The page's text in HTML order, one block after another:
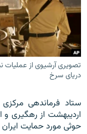
تصویری آرشیوی از عملیات
دریای سرخ
اردیبهشت از رهگیری و
حوثی‌ مورد حمایت